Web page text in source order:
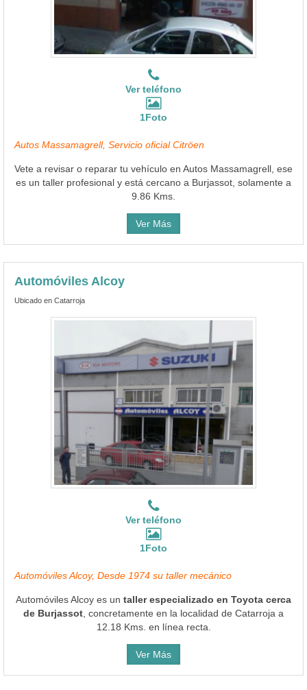
Ver teléfono
1Foto
Autos Massamagrell, Servicio oficial Citröen
Vete a revisar o reparar tu vehículo en Autos Massamagrell, ese
es un taller profesional y está cercano a Burjassot, solamente a
9.86 Kms.
Ver Más
Automóviles Alcoy
Ubicado en Catarroja
Ver teléfono
1Foto
Automóviles Alcoy, Desde 1974 su taller mecánico
Automóviles Alcoy es un taller especializado en Toyota cerca
de Burjassot , concretamente en la localidad de Catarroja a
12.18 Kms. en línea recta.
Ver Más